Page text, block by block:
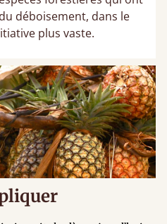
déboisement, dans le
plus vaste.